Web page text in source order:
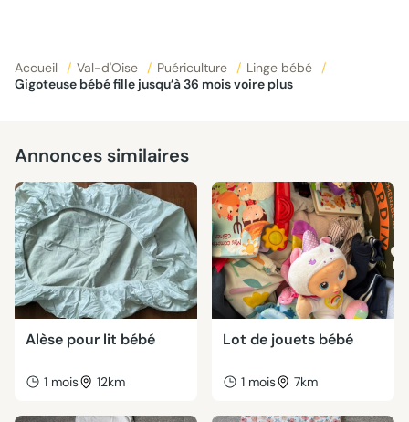
Accueil / Val-d'Oise / Puériculture / Linge bébé
/
Gigoteuse bébé fille jusqu’à 36 mois voire plus
Annonces similaires
Alèse pour lit bébé
1 mois 12km
Lot de jouets bébé
1 mois 7km